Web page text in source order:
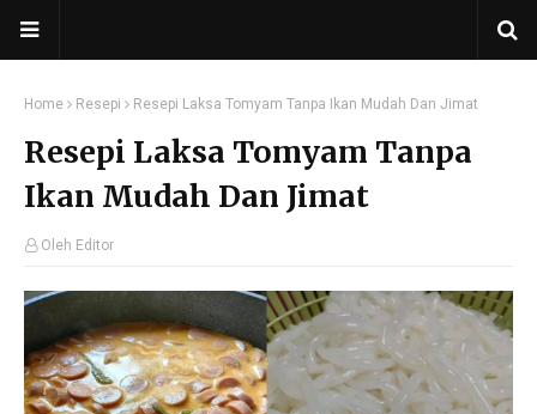
Home Resepi Resepi Laksa Tomyam Tanpa Ikan Mudah Dan Jimat
Resepi Laksa Tomyam Tanpa
Ikan Mudah Dan Jimat
Oleh Editor